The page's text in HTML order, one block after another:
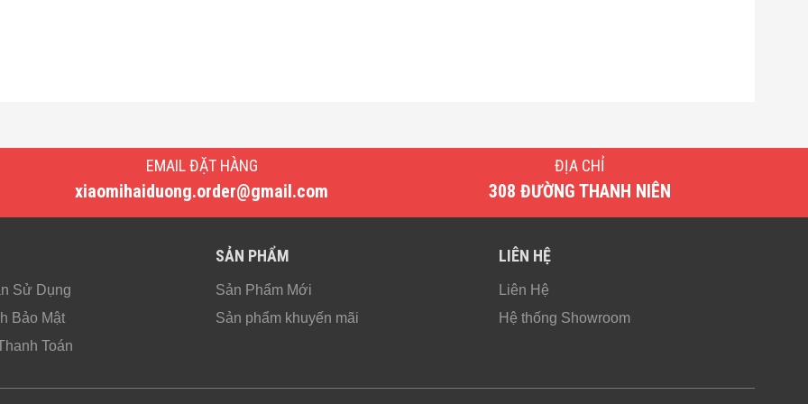
EMAIL ĐẶT HÀNG
xiaomihaiduong.order@gmail.com
ĐỊA CHỈ
308 ĐƯỜNG THANH NIÊN
Sử Dụng
Bảo Mật
Toán
SẢN PHẨM
Sản Phẩm Mới
Sản phẩm khuyến mãi
LIÊN HỆ
Liên Hệ
Hệ thống Showroom